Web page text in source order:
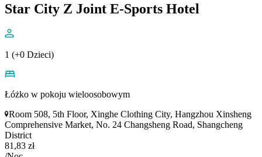
Star City Z Joint E-Sports Hotel
1 (+0 Dzieci)
Łóżko w pokoju wieloosobowym
Room 508, 5th Floor, Xinghe Clothing City, Hangzhou Xinsheng
Comprehensive Market, No. 24 Changsheng Road, Shangcheng
District
81,83 zł